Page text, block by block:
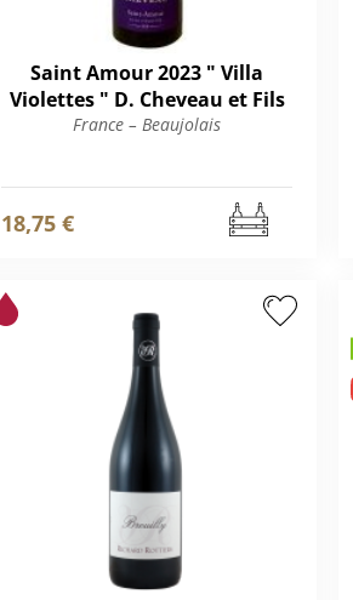
Saint Amour 2023 " Villa
Violettes " D. Cheveau et Fils
France – Beaujolais
18,75 €